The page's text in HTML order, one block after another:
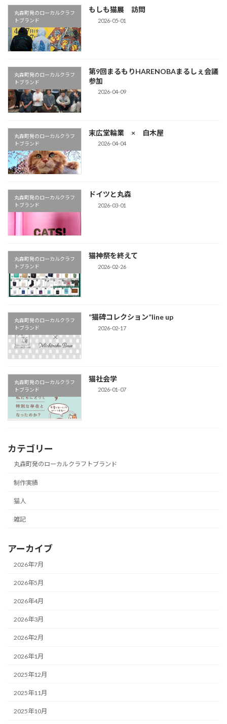
丸森町発のローカルクラフ
トブランド
もしも猫展 訪問
2026-05-01
丸森町発のローカルクラフ
トブランド
第9回まるもりHARENOBAまるしぇ会議
参加
2026-04-09
丸森町発のローカルクラフ
トブランド
末広堂輪業 × 白木屋
2026-04-04
丸森町発のローカルクラフ
トブランド
ドイツと丸森
2026-03-01
丸森町発のローカルクラフ
トブランド
猫神祭を終えて
2026-02-26
丸森町発のローカルクラフ
トブランド
”猫碑コレクション”line up
2026-02-17
丸森町発のローカルクラフ
トブランド
猫社会学
2026-01-07
カテゴリー
丸森町発のローカルクラフトブランド
制作実績
猫人
雑記
アーカイブ
2026年7月
2026年5月
2026年4月
2026年3月
2026年2月
2026年1月
2025年12月
2025年11月
2025年10月